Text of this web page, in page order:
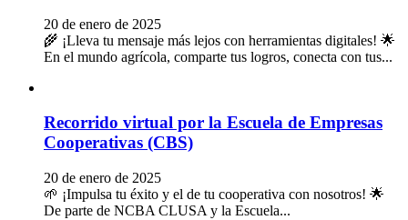
20 de enero de 2025
🌾 ¡Lleva tu mensaje más lejos con herramientas digitales! 🌟
En el mundo agrícola, comparte tus logros, conecta con tus...
Recorrido virtual por la Escuela de Empresas
Cooperativas (CBS)
20 de enero de 2025
🌱 ¡Impulsa tu éxito y el de tu cooperativa con nosotros! 🌟
De parte de NCBA CLUSA y la Escuela...